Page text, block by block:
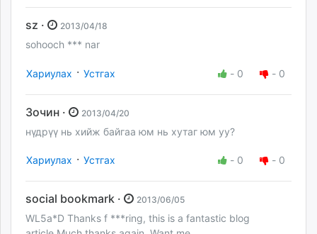
sz · 2013/04/18
sohooch *** nar
Хариулах · Устгах - 0 - 0
Зочин · 2013/04/20
нүдрүү нь хийж байгаа юм нь хутаг юм уу?
Хариулах · Устгах - 0 - 0
social bookmark · 2013/06/05
WL5a*D Thanks f ***ring, this is a fantastic blog